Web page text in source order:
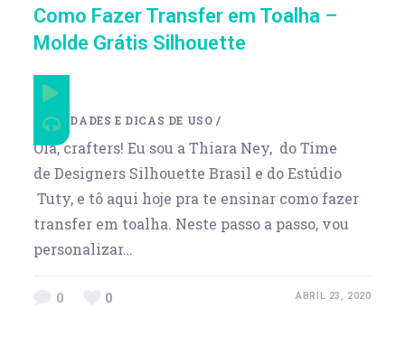
Como Fazer Transfer em Toalha –
Molde Grátis Silhouette
UTILIDADES E DICAS DE USO /
Olá, crafters! Eu sou a Thiara Ney, do Time
de Designers Silhouette Brasil e do Estúdio
Tuty, e tô aqui hoje pra te ensinar como fazer
transfer em toalha. Neste passo a passo, vou
personalizar…
0 0 ABRIL 23, 2020